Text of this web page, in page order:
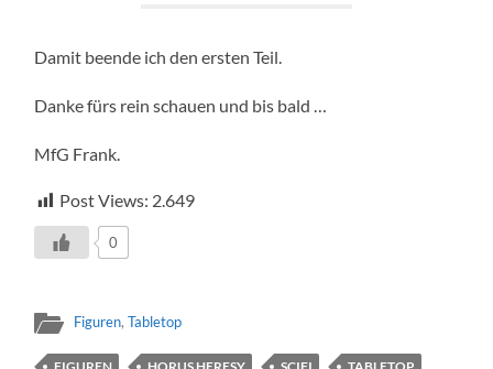
Damit beende ich den ersten Teil.
Danke fürs rein schauen und bis bald …
MfG Frank.
Post Views: 2.649
0
Figuren,Tabletop